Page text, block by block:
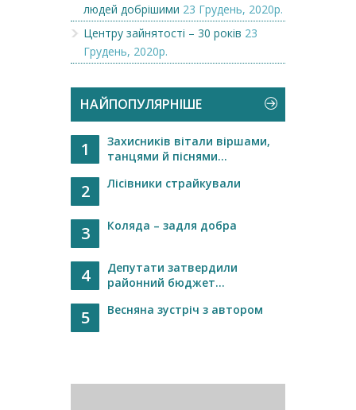
людей добрішими 23 Грудень, 2020р.
Центру зайнятості – 30 років 23
Грудень, 2020р.
НАЙПОПУЛЯРНІШЕ
1
Захисників вітали віршами,
танцями й піснями...
2 Лісівники страйкували
3 Коляда – задля добра
4
Депутати затвердили
районний бюджет...
5 Весняна зустріч з автором